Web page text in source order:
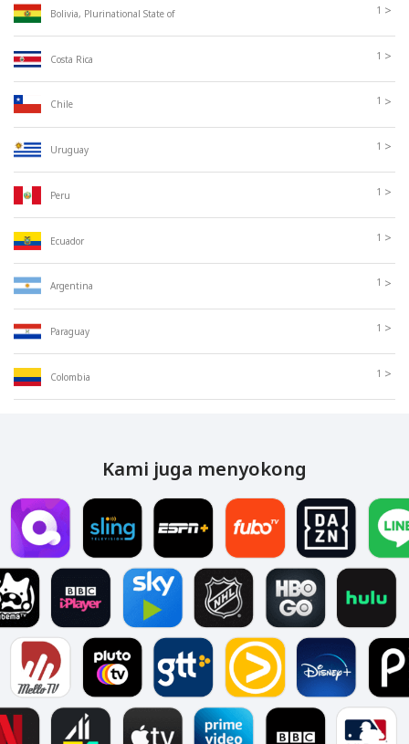
Bolivia, Plurinational State of 1 >
Costa Rica 1 >
Chile 1 >
Uruguay 1 >
Peru 1 >
Ecuador 1 >
Argentina 1 >
Paraguay 1 >
Colombia 1 >
Kami juga menyokong